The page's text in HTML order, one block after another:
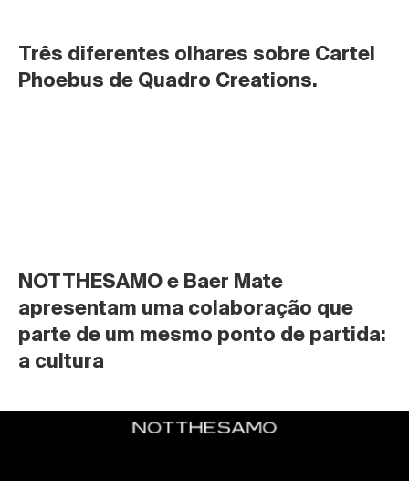
Três diferentes olhares sobre Cartel
Phoebus de Quadro Creations.
NOTTHESAMO e Baer Mate
apresentam uma colaboração que
parte de um mesmo ponto de partida:
a cultura